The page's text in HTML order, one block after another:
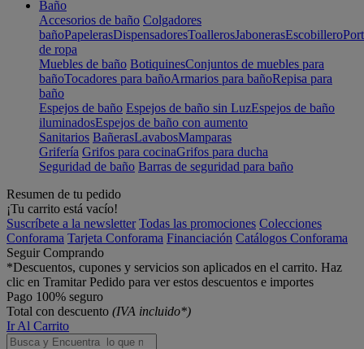
Baño
Accesorios de baño Colgadores
bañoPapelerasDispensadoresToallerosJabonerasEscobillero
de ropa
Muebles de baño BotiquinesConjuntos de muebles para
bañoTocadores para bañoArmarios para bañoRepisa para
baño
Espejos de baño Espejos de baño sin LuzEspejos de baño
iluminadosEspejos de baño con aumento
Sanitarios BañerasLavabosMamparas
Grifería Grifos para cocinaGrifos para ducha
Seguridad de baño Barras de seguridad para baño
Resumen de tu pedido
¡Tu carrito está vacío!
Suscríbete a la newsletter Todas las promociones Colecciones
Conforama Tarjeta Conforama Financiación Catálogos Conforama
Seguir Comprando
*Descuentos, cupones y servicios son aplicados en el carrito. Haz
clic en Tramitar Pedido para ver estos descuentos e importes
Pago 100% seguro
Total con descuento (IVA incluido*)
Ir Al Carrito